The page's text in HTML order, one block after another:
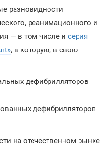
разновидности
реанимационного и
— в том числе и серия
, в которую, в свою
дефибрилляторов
дефибрилляторов
на отечественном рынке